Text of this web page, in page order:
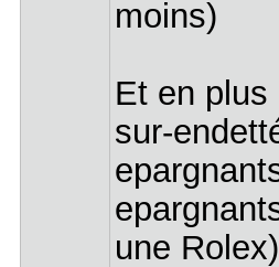
moins)
Et en
sur-
une Rolex)